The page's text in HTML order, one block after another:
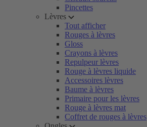
Pincettes
Lèvres
Tout afficher
Rouges à lèvres
Gloss
Crayons à lèvres
Repulpeur lèvres
Rouge à lèvres liquide
Accessoires lèvres
Baume à lèvres
Primaire pour les lèvres
Rouge à lèvres mat
Coffret de rouges à lèvres